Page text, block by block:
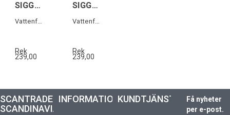
SIGG TRAVELLER Alu 0,6 L
Vattenflaska i aluminium
Rek
239,00
SIGG TRAVELLER Svart 0,6 L
Vattenflaska i aluminium
Rek
239,00
SCANTRADE
SCANDINAVIA
INFORMATIONKUNDTJÄNST
Få nyheter
per e-post.